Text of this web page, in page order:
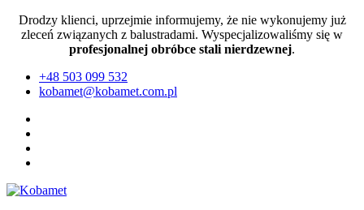
Drodzy klienci, uprzejmie informujemy, że nie wykonujemy już
zleceń związanych z balustradami. Wyspecjalizowaliśmy się w
profesjonalnej obróbce stali nierdzewnej.
+48 503 099 532
kobamet@kobamet.com.pl